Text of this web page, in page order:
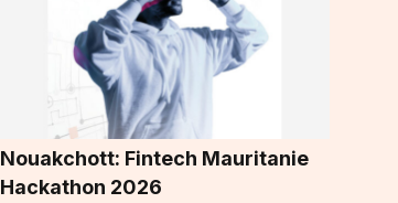
Nouakchott: Fintech Mauritanie
Hackathon 2026